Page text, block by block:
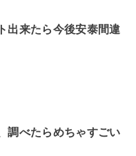
出来たら今後安泰間違
調べたらめちゃすごい